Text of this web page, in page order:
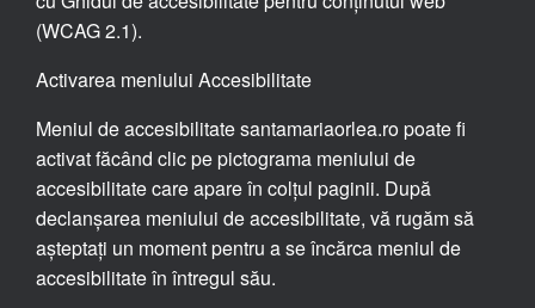
(WCAG 2.1).
Activarea meniului Accesibilitate
Meniul de accesibilitate santamariaorlea.ro poate fi
activat făcând clic pe pictograma meniului de
accesibilitate care apare în colțul paginii. După
declanșarea meniului de accesibilitate, vă rugăm să
așteptați un moment pentru a se încărca meniul de
accesibilitate în întregul său.